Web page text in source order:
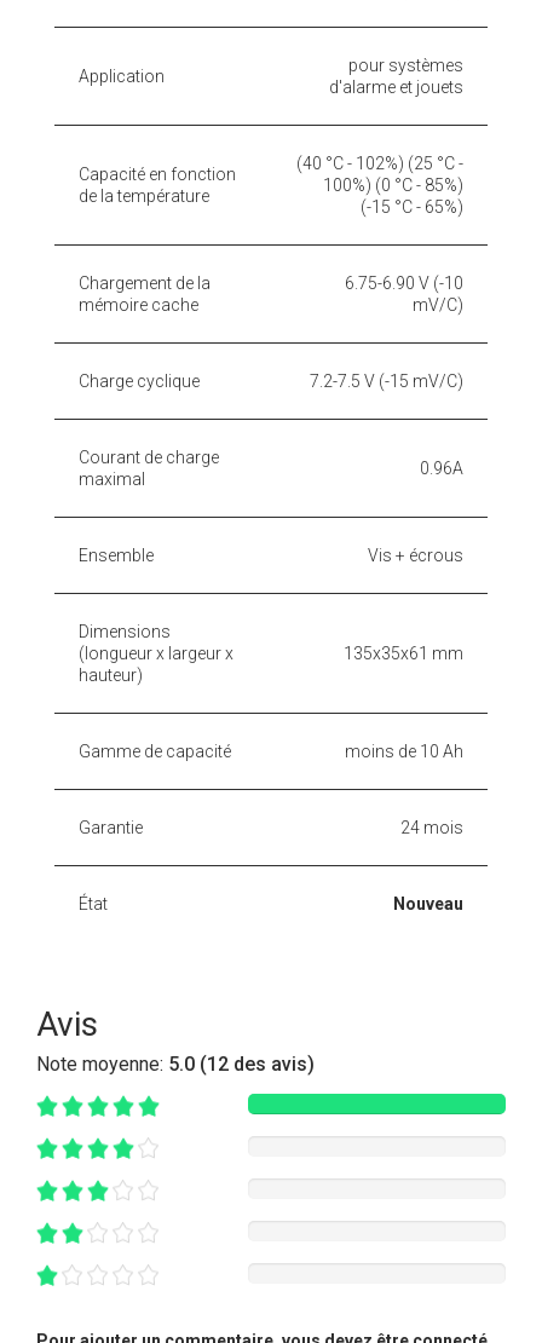
Application
pour systèmes
d'alarme et jouets
Capacité en fonction
de la température
(40 °C - 102%) (25 °C -
100%) (0 °C - 85%)
(-15 °C - 65%)
Chargement de la
mémoire cache
6.75-6.90 V (-10
mV/C)
Charge cyclique 7.2-7.5 V (-15 mV/C)
Courant de charge
maximal
0.96A
Ensemble Vis + écrous
Dimensions
(longueur x largeur x
hauteur)
135x35x61 mm
Gamme de capacité moins de 10 Ah
Garantie 24 mois
État Nouveau
Avis
Note moyenne: 5.0 (12 des avis)